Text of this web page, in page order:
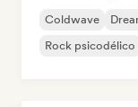
Coldwave
Rock psicodélico